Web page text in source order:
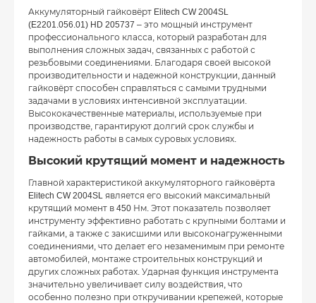
Аккумуляторный гайковёрт Elitech CW 2004SL
(E2201.056.01) HD 205737 – это мощный инструмент
профессионального класса, который разработан для
выполнения сложных задач, связанных с работой с
резьбовыми соединениями. Благодаря своей высокой
производительности и надежной конструкции, данный
гайковёрт способен справляться с самыми трудными
задачами в условиях интенсивной эксплуатации.
Высококачественные материалы, используемые при
производстве, гарантируют долгий срок службы и
надежность работы в самых суровых условиях.
Высокий крутящий момент и надежность
Главной характеристикой аккумуляторного гайковёрта
Elitech CW 2004SL является его высокий максимальный
крутящий момент в 450 Нм. Этот показатель позволяет
инструменту эффективно работать с крупными болтами и
гайками, а также с закисшими или высоконагруженными
соединениями, что делает его незаменимым при ремонте
автомобилей, монтаже строительных конструкций и
других сложных работах. Ударная функция инструмента
значительно увеличивает силу воздействия, что
особенно полезно при откручивании крепежей, которые